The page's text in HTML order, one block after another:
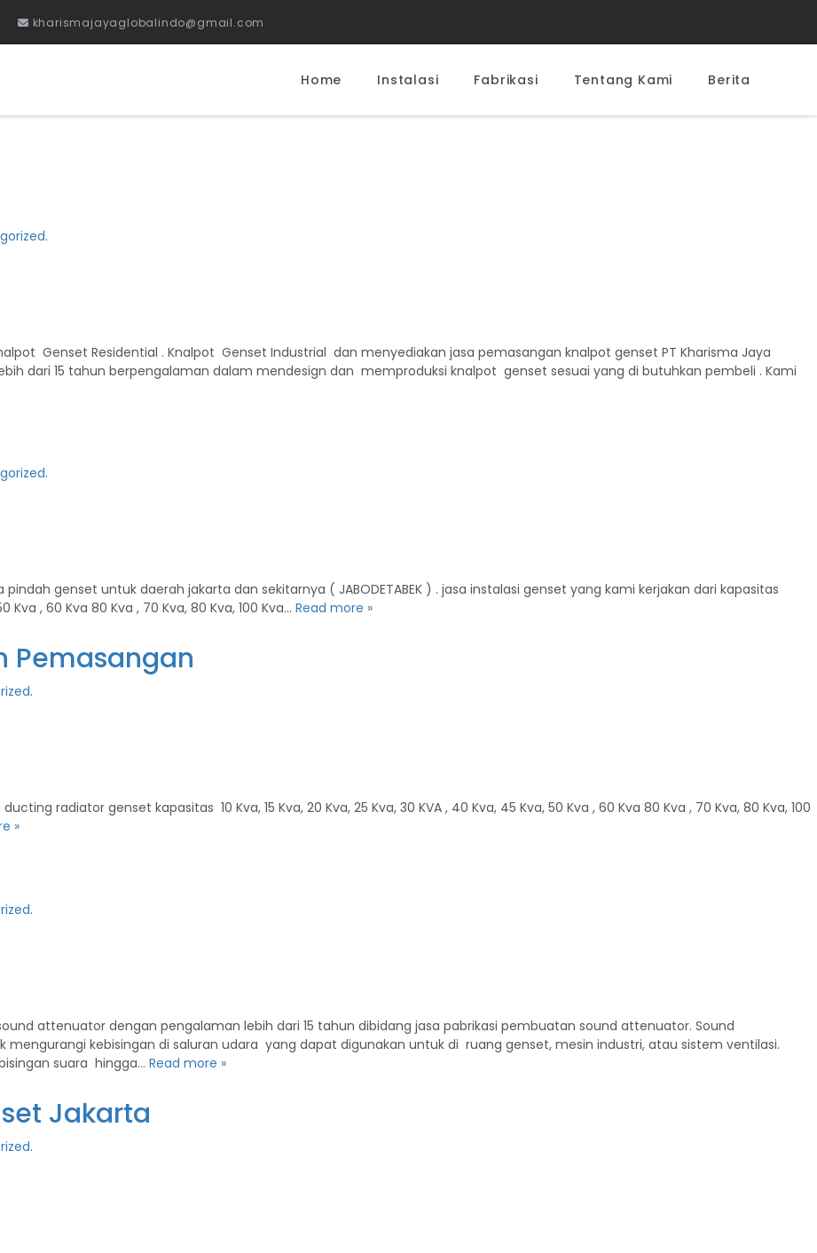
kharismajayaglobalindo@gmail.com
Home Instalasi Fabrikasi Tentang Kami Berita
.
Genset Residential . Knalpot Genset Industrial dan menyediakan jasa pemasangan knalpot genset PT Kharisma Jaya
dari 15 tahun berpengalaman dalam mendesign dan memproduksi knalpot genset sesuai yang di butuhkan pembeli . Kami
.
genset untuk daerah jakarta dan sekitarnya ( JABODETABEK ) . jasa instalasi genset yang kami kerjakan dari kapasitas
Kva , 60 Kva 80 Kva , 70 Kva, 80 Kva, 100 Kva… Read more »
Pemasangan
.
radiator genset kapasitas 10 Kva, 15 Kva, 20 Kva, 25 Kva, 30 KVA , 40 Kva, 45 Kva, 50 Kva , 60 Kva 80 Kva , 70 Kva, 80 Kva, 100
»
.
attenuator dengan pengalaman lebih dari 15 tahun dibidang jasa pabrikasi pembuatan sound attenuator. Sound
kebisingan di saluran udara yang dapat digunakan untuk di ruang genset, mesin industri, atau sistem ventilasi.
suara hingga… Read more »
Jakarta
.